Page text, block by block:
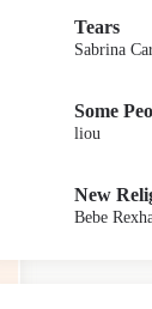
Tears
Sabrina
Some
liou
New
Bebe